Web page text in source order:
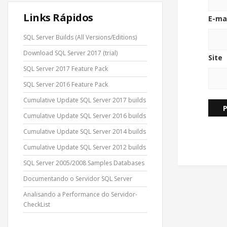
Links Rápidos
SQL Server Builds (All Versions/Editions)
Download SQL Server 2017 (trial)
SQL Server 2017 Feature Pack
SQL Server 2016 Feature Pack
Cumulative Update SQL Server 2017 builds
Cumulative Update SQL Server 2016 builds
Cumulative Update SQL Server 2014 builds
Cumulative Update SQL Server 2012 builds
SQL Server 2005/2008 Samples Databases
Documentando o Servidor SQL Server
Analisando a Performance do Servidor-
CheckList
E-
Site